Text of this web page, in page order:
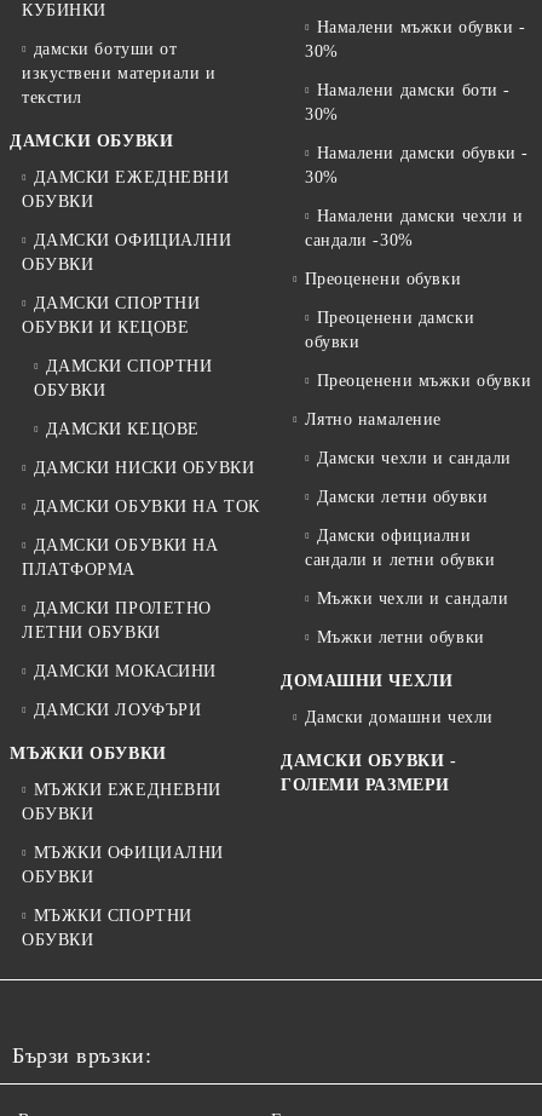
КУБИНКИ
дамски ботуши от
изкуствени материали и
текстил
ДАМСКИ ОБУВКИ
ДАМСКИ ЕЖЕДНЕВНИ
ОБУВКИ
ДАМСКИ ОФИЦИАЛНИ
ОБУВКИ
ДАМСКИ СПОРТНИ
ОБУВКИ И КЕЦОВЕ
ДАМСКИ СПОРТНИ
ОБУВКИ
ДАМСКИ КЕЦОВЕ
ДАМСКИ НИСКИ ОБУВКИ
ДАМСКИ ОБУВКИ НА ТОК
ДАМСКИ ОБУВКИ НА
ПЛАТФОРМА
ДАМСКИ ПРОЛЕТНО
ЛЕТНИ ОБУВКИ
ДАМСКИ МОКАСИНИ
ДАМСКИ ЛОУФЪРИ
МЪЖКИ ОБУВКИ
МЪЖКИ ЕЖЕДНЕВНИ
ОБУВКИ
МЪЖКИ ОФИЦИАЛНИ
ОБУВКИ
МЪЖКИ СПОРТНИ
ОБУВКИ
Намалени мъжки обувки -
30%
Намалени дамски боти -
30%
Намалени дамски обувки -
30%
Намалени дамски чехли и
сандали -30%
Преоценени обувки
Преоценени дамски
обувки
Преоценени мъжки обувки
Лятно намаление
Дамски чехли и сандали
Дамски летни обувки
Дамски официални
сандали и летни обувки
Мъжки чехли и сандали
Мъжки летни обувки
ДОМАШНИ ЧЕХЛИ
Дамски домашни чехли
ДАМСКИ ОБУВКИ -
ГОЛЕМИ РАЗМЕРИ
Бързи връзки: